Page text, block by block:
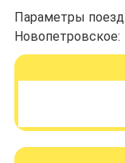
Параметры
Новопетровское: